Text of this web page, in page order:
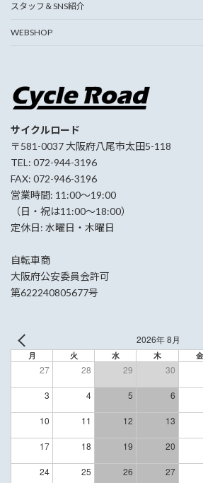
スタッフ＆SNS紹介
WEBSHOP
サイクルロード
〒581-0037 大阪府八尾市太田5-118
TEL: 072-944-3196
FAX: 072-946-3196
営業時間: 11:00〜19:00
（日・祝は11:00〜18:00）
定休日: 水曜日・木曜日
自転車商
大阪府公安委員会許可
第622240805677号
2026年 8月
月 火 水 木 金
27 28 29 30
3 4 5 6
10 11 12 13
17 18 19 20
24 25 26 27